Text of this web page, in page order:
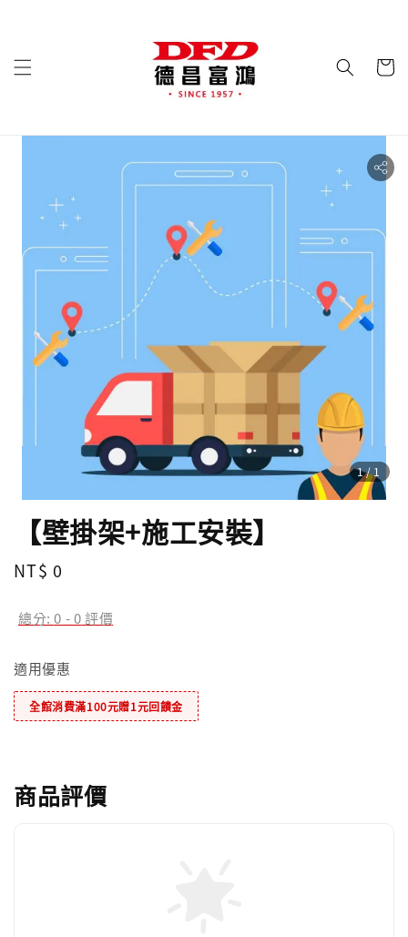
1/1
【壁掛架+施工安裝】
Regular
NT$ 0
總分:0 -0評價
適用優惠
全館消費滿100元贈1元回饋金
商品評價